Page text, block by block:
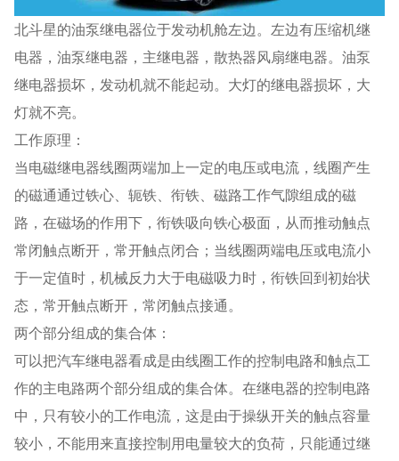
北斗星的油泵继电器位于发动机舱左边。左边有压缩机继
电器，油泵继电器，主继电器，散热器风扇继电器。油泵
继电器损坏，发动机就不能起动。大灯的继电器损坏，大
灯就不亮。
工作原理：
当电磁继电器线圈两端加上一定的电压或电流，线圈产生
的磁通通过铁心、轭铁、衔铁、磁路工作气隙组成的磁
路，在磁场的作用下，衔铁吸向铁心极面，从而推动触点
常闭触点断开，常开触点闭合；当线圈两端电压或电流小
于一定值时，机械反力大于电磁吸力时，衔铁回到初始状
态，常开触点断开，常闭触点接通。
两个部分组成的集合体：
可以把汽车继电器看成是由线圈工作的控制电路和触点工
作的主电路两个部分组成的集合体。在继电器的控制电路
中，只有较小的工作电流，这是由于操纵开关的触点容量
较小，不能用来直接控制用电量较大的负荷，只能通过继